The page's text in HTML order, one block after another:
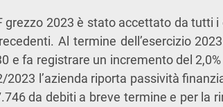
grezzo 2023 è stato accettato da tutti
Al termine dell’esercizio
e fa registrare un incremento del
l’azienda riporta passività
da debiti a breve termine e per la